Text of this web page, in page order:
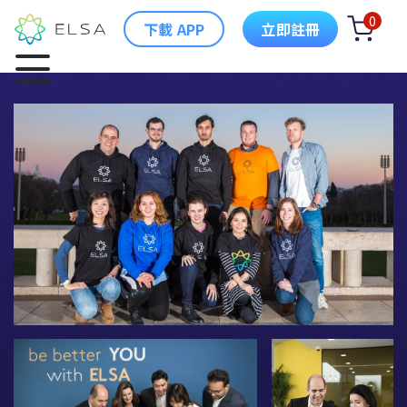
下載 APP 立即註冊 0
ELSA 簡介